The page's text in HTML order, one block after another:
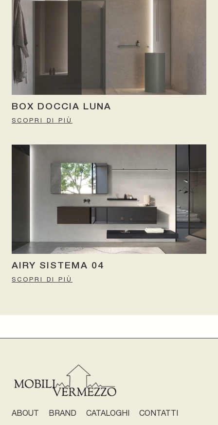
BOX DOCCIA LUNA
SCOPRI DI PIÙ
AIRY SISTEMA 04
SCOPRI DI PIÙ
ABOUT BRAND CATALOGHI CONTATTI